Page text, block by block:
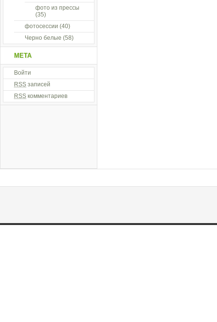
фото из прессы
(35)
фотосессии (40)
Черно белые (58)
МЕТА
Войти
RSS записей
RSS комментариев